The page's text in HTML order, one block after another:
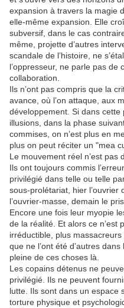
expansion à travers la magie
elle-même expansion. Elle
subversif, dans le cas
même, projette d’autres
scandale de l’histoire, ne
l’oppresseur, ne parle pas de
collaboration.
Ils n’ont pas compris que la
avance, où l’on attaque, aux
développement. Si dans
illusions, dans la phase
commises, on n’est plus en
plus on peut réciter un "mea
Le mouvement réel n’est pas
Ils ont toujours commis
privilégié dans telle ou telle
sous-prolétariat, hier l’ouvrier
l’ouvrier-masse, demain le
Encore une fois leur myopie
de la réalité. Et alors ce n’est
irréductible, plus
que ne l’ont été d’autres
pleine de ces choses là.
Les copains détenus ne
privilégié. Ils ne peuvent
lutte. Ils sont dans un espace
torture physique et